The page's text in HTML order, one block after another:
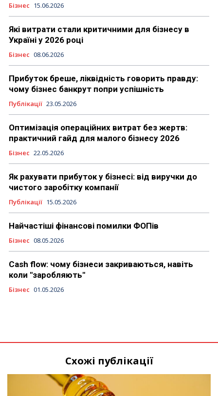
Бізнес 15.06.2026
Які витрати стали критичними для бізнесу в
Україні у 2026 році
Бізнес 08.06.2026
Прибуток бреше, ліквідність говорить правду:
чому бізнес банкрут попри успішність
Публікації 23.05.2026
Оптимізація операційних витрат без жертв:
практичний гайд для малого бізнесу 2026
Бізнес 22.05.2026
Як рахувати прибуток у бізнесі: від виручки до
чистого заробітку компанії
Публікації 15.05.2026
Найчастіші фінансові помилки ФОПів
Бізнес 08.05.2026
Cash flow: чому бізнеси закриваються, навіть
коли "заробляють"
Бізнес 01.05.2026
Схожі публікації